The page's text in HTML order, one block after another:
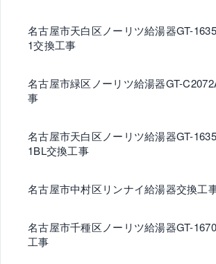
名古屋市天白区ノーリツ給湯器GT-
1交換工事
名古屋市緑区ノーリツ給湯器GT-
事
名古屋市天白区ノーリツ給湯器GT-
1BL交換工事
名古屋市中村区リンナイ給湯器交換工
名古屋市千種区ノーリツ給湯器GT-
工事